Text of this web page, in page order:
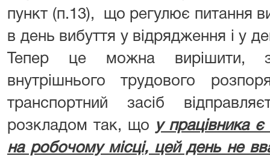
пункт (п.13), що регулює питання
в день вибуття у відрядження і у
Тепер це можна вирішити,
внутрішнього трудового
транспортний засіб
розкладом так, що у працівника
на робочому місці, цей день не